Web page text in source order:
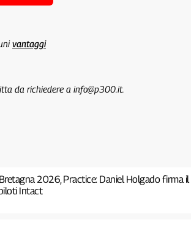
vantaggi
da richiedere a info@p300.it.
2026, Practice: Daniel Holgado firma il
Intact